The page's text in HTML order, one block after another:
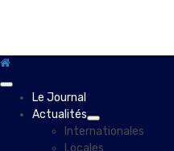
PrimaryLe Journal
Actualités
Internationales
Locales